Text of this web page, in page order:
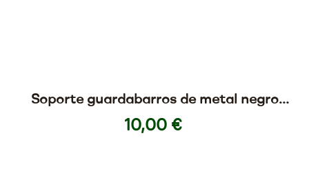
Soporte guardabarros de metal negro
para Ninebot Max G30
10,00 €